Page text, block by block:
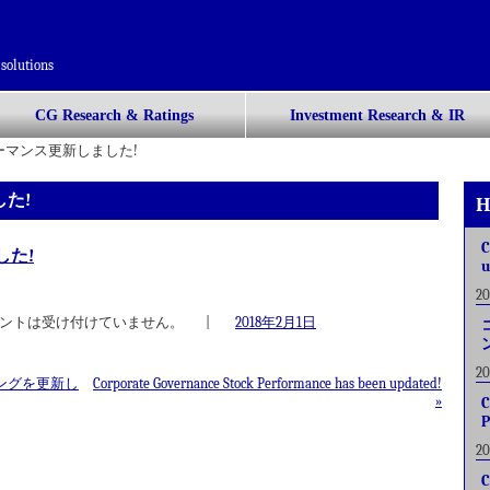
CG Research & Ratings Investment Research & IR
マンス更新しました!
た!
た!
トは受け付けていません。 2018年2月1日
グを更新し
Corporate Governance Stock Performance has been updated!
»